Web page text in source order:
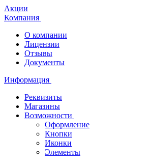
Акции
Компания
О компании
Лицензии
Отзывы
Документы
Информация
Реквизиты
Магазины
Возможности
Оформление
Кнопки
Иконки
Элементы